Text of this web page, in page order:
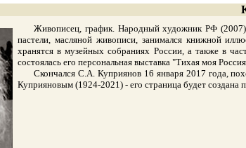
Живописец, график. Народный художник РФ (2007).
пастели, масляной живописи, занимался книжной
хранятся в музейных собраниях России, а также в
состоялась его персональная выставка "Тихая моя
Скончался С.А. Куприянов 16 января 2017 года,
Куприяновым (1924-2021) - его страница будет создана